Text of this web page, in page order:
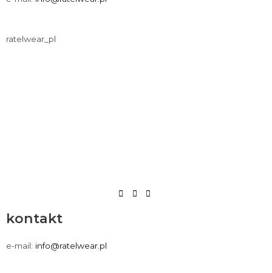
ratelwear_pl
kontakt
e-mail: info@ratelwear.pl